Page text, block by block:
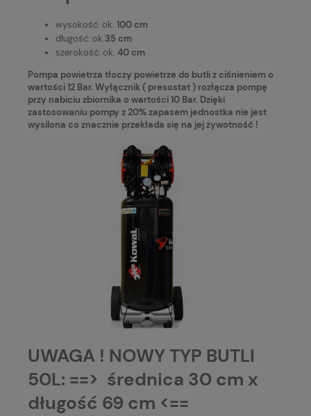
wysokość: ok. 100 cm
długość: ok.35 cm
szerokość: ok. 40 cm
Pompa powietrza tłoczy powietrze do butli z ciśnieniem o
wartości 12 Bar. Wyłącznik ( presostat ) rozłącza pompę
przy nabiciu zbiornika o wartości 10 Bar. Dzięki
zastosowaniu pompy z 20% zapasem jednostka nie jest
wysilona co znacznie przekłada się na jej żywotność !
UWAGA ! NOWY TYP BUTLI
50L: ==> średnica 30 cm x
długość 69 cm <==